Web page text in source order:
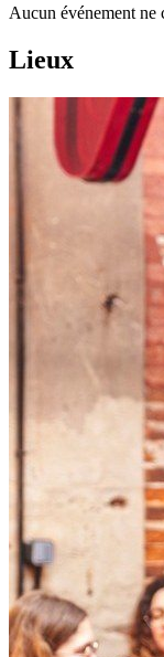
Aucun événement ne
Lieux